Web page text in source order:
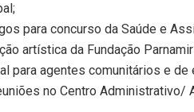
para concurso da Saúde e
artística da Fundação
para agentes comunitários e de
no Centro Administrativo/